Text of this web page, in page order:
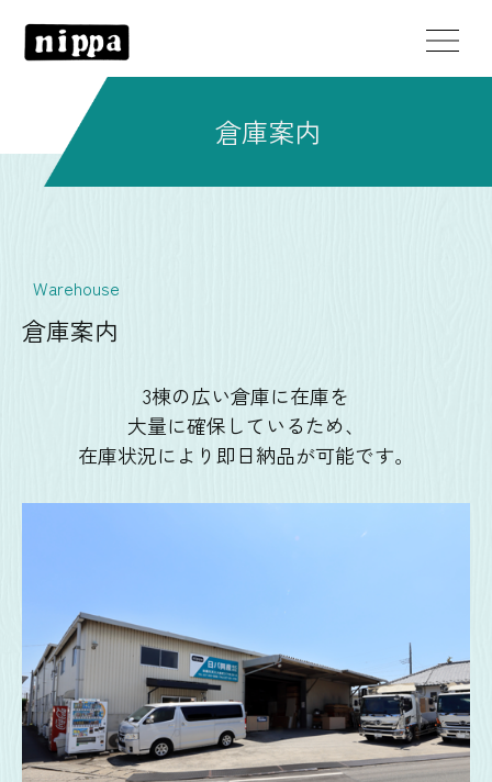
倉庫案内
Warehouse
倉庫案内
3棟の広い倉庫に在庫を
​​​​​​​大量に確保しているため、
在庫状況により即日納品が可能です。